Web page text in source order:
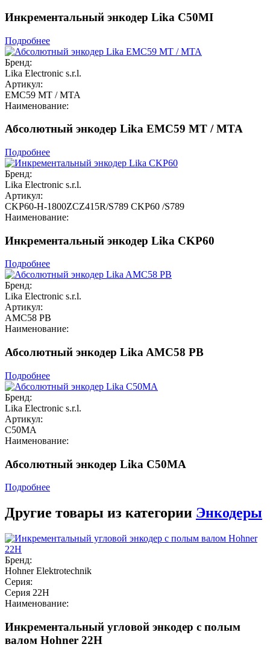
Инкрементальный энкодер Lika C50MI
Подробнее
Бренд:
Lika Electronic s.r.l.
Артикул:
EMC59 MT / MTA
Наименование:
Абсолютный энкодер Lika EMC59 MT / MTA
Подробнее
Бренд:
Lika Electronic s.r.l.
Артикул:
CKP60-H-1800ZCZ415R/S789 CKP60 /S789
Наименование:
Инкрементальный энкодер Lika CKP60
Подробнее
Бренд:
Lika Electronic s.r.l.
Артикул:
AMC58 PB
Наименование:
Абсолютный энкодер Lika AMC58 PB
Подробнее
Бренд:
Lika Electronic s.r.l.
Артикул:
C50MA
Наименование:
Абсолютный энкодер Lika C50MA
Подробнее
Другие товары из категории Энкодеры
Бренд:
Hohner Elektrotechnik
Серия:
Серия 22H
Наименование:
Инкрементальный угловой энкодер с полым
валом Hohner 22H